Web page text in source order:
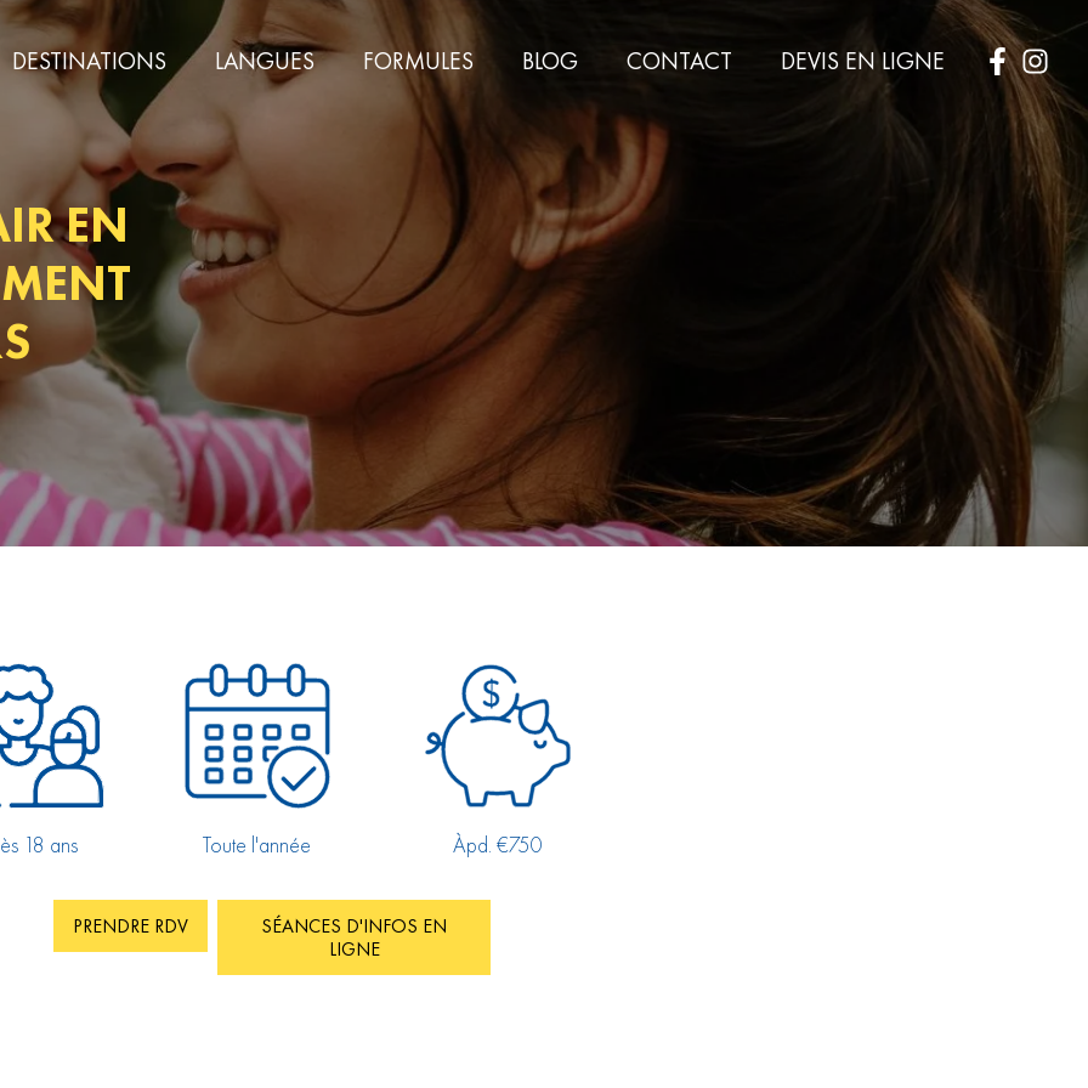
DESTINATIONS LANGUES FORMULES BLOG CONTACT DEVIS EN LIGNE
EN
18 ans Toute l'année Àpd. €750
PRENDRE RDV
SÉANCES D'INFOS EN
LIGNE